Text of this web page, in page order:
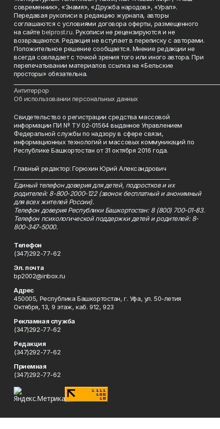
современник», «Знамя», «Дружба народов», «Урал».
Передавая рукописи в редакцию журнала, авторы
соглашаются с условиями договора оферты, размещенного
на сайтеbelprost.ru. Рукописи не рецензируются и не
возвращаются. Редакция не вступает в переписку с авторами.
Положительное решение сообщается. Мнение редакции не
всегда совпадает с точкой зрения того или иного автора. При
перепечатывании материалов ссылка на «Бельские
просторы» обязательна.
Антитеррор
Об использовании персональных данных
Свидетельство о регистрации средства массовой
информации ПИ № ТУ 02-01564 выданное Управлением
Федеральной службы по надзору в сфере связи,
информационных технологий и массовых коммуникаций по
Республике Башкортостан от 31 октября 2016 года.
Главный редактор: Горюхин Юрий Александрович
Единый телефон доверия для детей, подростков и их
родителей: 8-800-2000-122 (звонок бесплатный и анонимный
для всех жителей России).
Телефон доверия Республики Башкортостан: 8 (800) 700-01-83.
Телефон психологической поддержки детей и родителей: 8-
800-347-5000.
Телефон
(347)292-77-62
Эл. почта
bp2002@inbox.ru
Адрес
450005, Республика Башкортостан, г. Уфа, ул. 50-летия
Октября, 13, 9 этаж, каб. 912, 923
Рекламная служба
(347)292-77-62
Редакция
(347)292-77-62
Приемная
(347)292-77-62